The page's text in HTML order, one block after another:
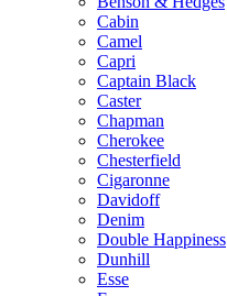
Cabin
Camel
Capri
Captain Black
Caster
Chapman
Cherokee
Chesterfield
Cigaronne
Davidoff
Denim
Double Happiness
Dunhill
Esse